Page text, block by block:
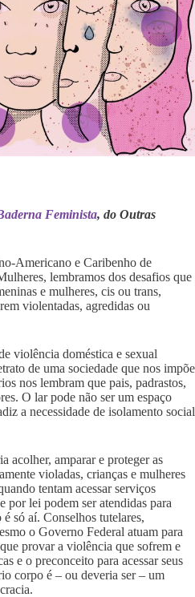
Feminista, do Outras
Americano e Caribenho de
lembramos dos desafios que
e mulheres, cis ou trans,
violentadas, agredidas ou
violência doméstica e sexual
de uma sociedade que nos impõe
nos lembram que pais, padrastos,
O lar pode não ser um espaço
a necessidade de isolamento social
acolher, amparar e proteger as
violadas, crianças e mulheres
tentam acessar serviços
por lei podem ser atendidas para
só aí. Conselhos tutelares,
o Governo Federal atuam para
provar a violência que sofrem e
e o preconceito para acessar seus
corpo é – ou deveria ser – um